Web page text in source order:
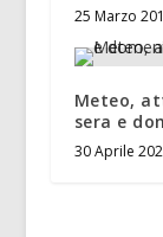
25 Marzo
Meteo,
sera e
30 Aprile